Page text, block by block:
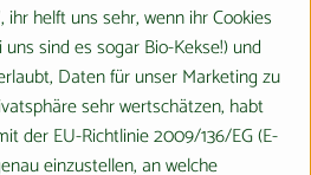
Kramer, Kerstin
ihr helft uns sehr, wenn ihr Cookies
sind es sogar Bio-Kekse!) und
Daten für unser Marketing zu
sehr wertschätzen, habt
der EU-Richtlinie 2009/136/EG (E-
einzustellen, an welche